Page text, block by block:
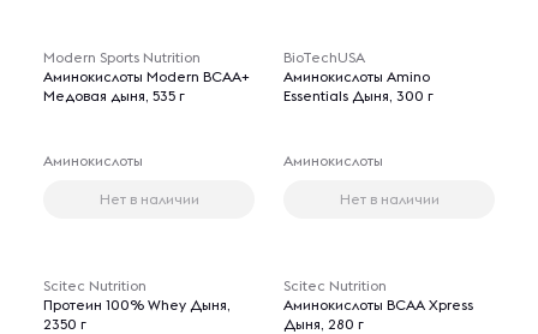
Modern Sports Nutrition
Аминокислоты Modern BCAA+
Медовая дыня, 535 г
Аминокислоты
Нет в наличии
BioTechUSA
Аминокислоты Amino
Essentials Дыня, 300 г
Аминокислоты
Нет в наличии
Scitec Nutrition
Протеин 100% Whey Дыня,
2350 г
Scitec Nutrition
Аминокислоты BCAA Xpress
Дыня, 280 г